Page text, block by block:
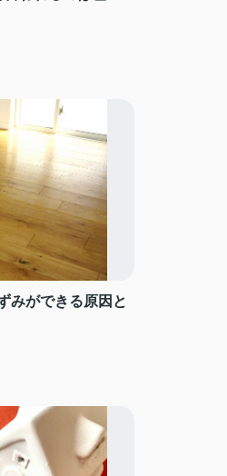
みができる原因と